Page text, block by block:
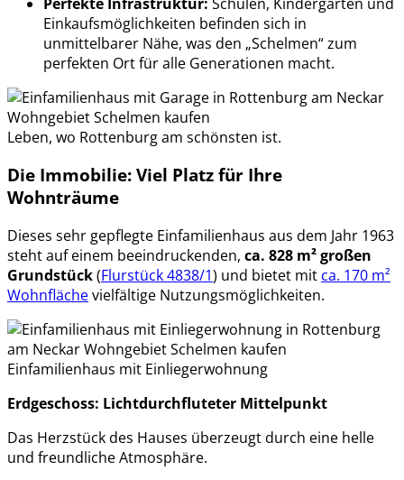
Einkaufsmöglichkeiten befinden sich in
unmittelbarer Nähe, was den „Schelmen“ zum
perfekten Ort für alle Generationen macht.
Leben, wo Rottenburg am schönsten ist.
Die Immobilie: Viel Platz für Ihre
Wohnträume
Dieses sehr gepflegte Einfamilienhaus aus dem Jahr 1963
steht auf einem beeindruckenden, ca. 828 m² großen
Grundstück(Flurstück 4838/1) und bietet mit ca. 170 m²
Wohnflächevielfältige Nutzungsmöglichkeiten.
Einfamilienhaus mit Einliegerwohnung
Erdgeschoss: Lichtdurchfluteter Mittelpunkt
Das Herzstück des Hauses überzeugt durch eine helle
und freundliche Atmosphäre.